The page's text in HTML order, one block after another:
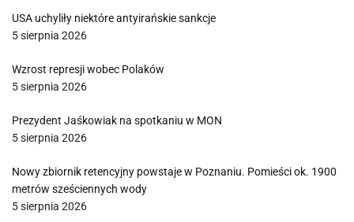
USA uchyliły niektóre antyirańskie sankcje
5 sierpnia 2026
Wzrost represji wobec Polaków
5 sierpnia 2026
Prezydent Jaśkowiak na spotkaniu w MON
5 sierpnia 2026
Nowy zbiornik retencyjny powstaje w Poznaniu. Pomieści ok. 1900
metrów sześciennych wody
5 sierpnia 2026